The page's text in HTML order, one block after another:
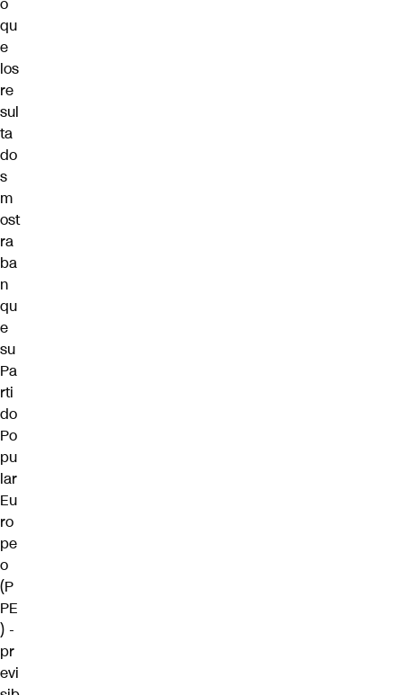
qu
e
los
re
sul
ta
do
s
m
ost
ra
ba
n
qu
e
su
Pa
rti
do
Po
pu
lar
Eu
ro
pe
o
(P
PE
) -
pr
evi